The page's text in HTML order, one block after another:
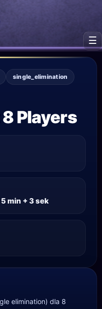
☰
single_elimination
Players
min + 3 sek
elimination) dla 8